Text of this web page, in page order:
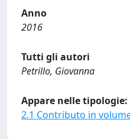
Anno
2016
Tutti gli autori
Petrillo, Giovanna
Appare nelle tipologie:
2.1 Contributo in